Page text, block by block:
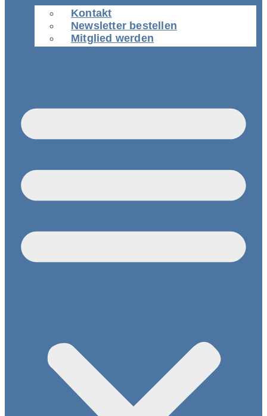
Kontakt
Newsletter bestellen
Mitglied werden